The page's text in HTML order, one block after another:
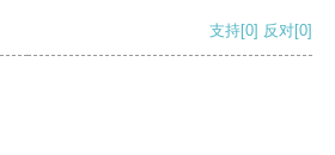
支持[0] 反对[0]